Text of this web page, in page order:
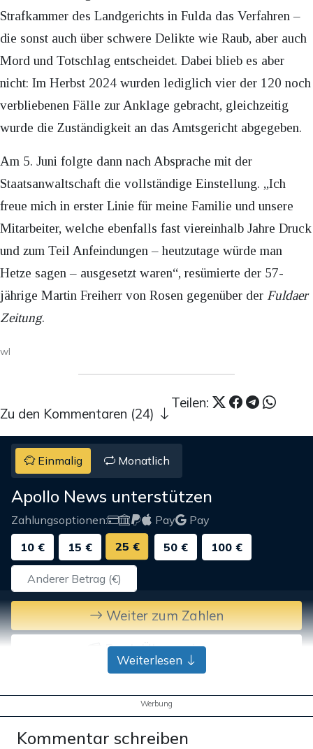
Strafkammer des Landgerichts in Fulda das Verfahren –
die sonst auch über schwere Delikte wie Raub, aber auch
Mord und Totschlag entscheidet. Dabei blieb es aber
nicht: Im Herbst 2024 wurden lediglich vier der 120 noch
verbliebenen Fälle zur Anklage gebracht, gleichzeitig
wurde die Zuständigkeit an das Amtsgericht abgegeben.
Am 5. Juni folgte dann nach Absprache mit der
Staatsanwaltschaft die vollständige Einstellung. „Ich
freue mich in erster Linie für meine Familie und unsere
Mitarbeiter, welche ebenfalls fast viereinhalb Jahre Druck
und zum Teil Anfeindungen – heutzutage würde man
Hetze sagen – ausgesetzt waren“, resümierte der 57-
jährige Martin Freiherr von Rosen gegenüber der Fuldaer
Zeitung.
wl
Teilen:
Zu den Kommentaren (24)
Einmalig Monatlich
Apollo News unterstützen
Zahlungsoptionen: Pay
Pay
10 €
15 € 25 € 50 € 100 €
Weiter zum Zahlen
Bank-Überweisung
Weiterlesen
Werbung
Kommentar schreiben